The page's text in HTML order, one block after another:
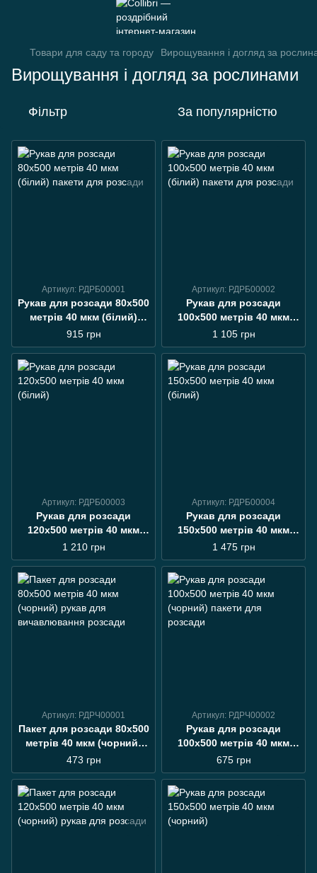
Товари для саду та городу Вирощування і догляд за
Вирощування і догляд за рослинами
Фільтр За популярністю
Артикул: РДРБ00001
Рукав для розсади 80х500
метрів 40 мкм (білий)
пакети для розсади
915 грн
Артикул: РДРБ00002
Рукав для розсади
100х500 метрів 40 мкм
(білий) пакети для
розсади
1 105 грн
Артикул: РДРБ00003
Рукав для розсади
120х500 метрів 40 мкм
(білий)
1 210 грн
Артикул: РДРБ00004
Рукав для розсади
150х500 метрів 40 мкм
(білий)
1 475 грн
Артикул: РДРЧ00001
Пакет для розсади 80х500
метрів 40 мкм (чорний)
рукав для вичавлювання
розсади
473 грн
Артикул: РДРЧ00002
Рукав для розсади
100х500 метрів 40 мкм
(чорний) пакети для
розсади
675 грн